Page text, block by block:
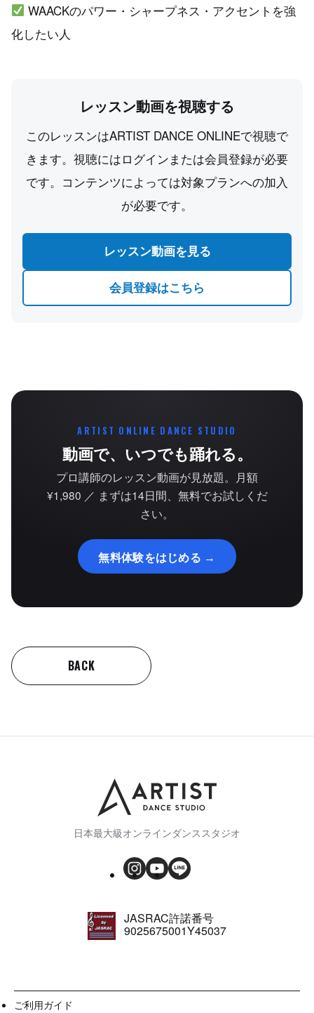
WAACKのパワー・シャープネス・アクセントを強
化したい人
レッスン動画を視聴する
このレッスンはARTIST DANCE ONLINEで視聴で
きます。視聴にはログインまたは会員登録が必要
です。コンテンツによっては対象プランへの加入
が必要です。
レッスン動画を見る
会員登録はこちら
ARTIST ONLINE DANCE STUDIO
動画で、いつでも踊れる。
プロ講師のレッスン動画が見放題。月額
¥1,980 ／ まずは14日間、無料でお試しくだ
さい。
無料体験をはじめる →
BACK
日本最大級オンラインダンススタジオ
JASRAC許諾番号
9025675001Y45037
ご利用ガイド